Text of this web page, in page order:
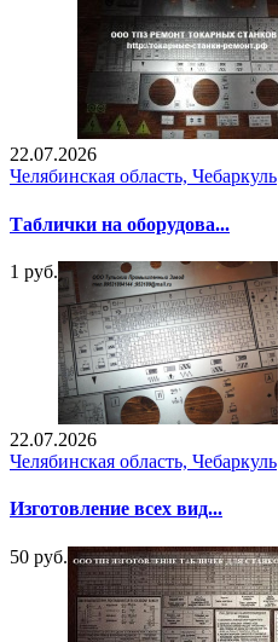
22.07.2026
Челябинская область, Чебаркуль
Таблички на оборудова...
1 руб.
22.07.2026
Челябинская область, Чебаркуль
Изготовление всех вид...
50 руб.